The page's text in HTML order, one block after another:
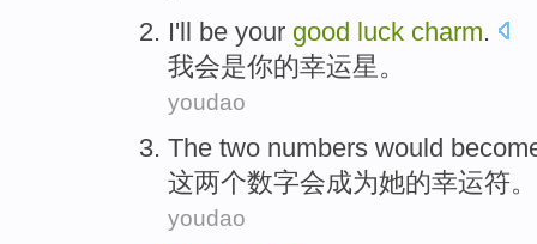
I'll be your good luck charm.
我会是你的幸运星。
youdao
The two numbers would
这两个数字会成为她的幸运符。
youdao